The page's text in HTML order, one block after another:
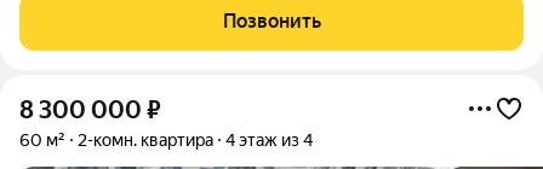
санузел раздельный, что является большим плюсом для семьи.
Коридор просторный, имеются
Позвонить
8 300 000 ₽
60 м² 2-комн. квартира 4 этаж из 4